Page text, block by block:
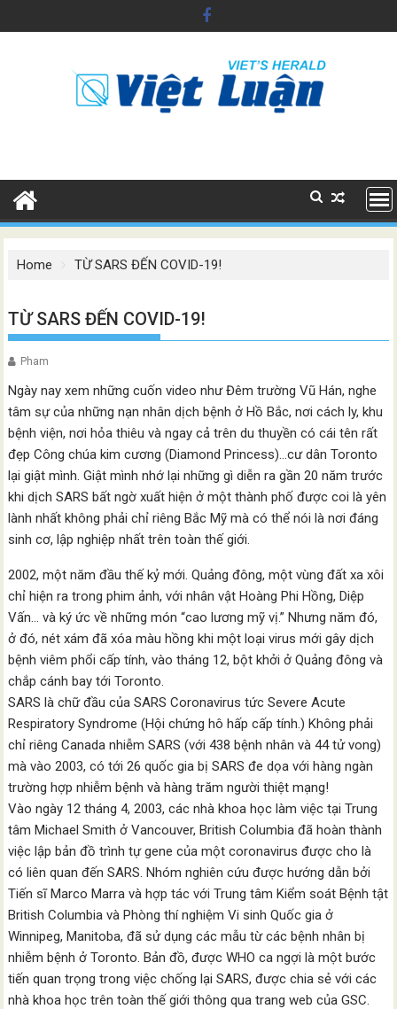
to
Home TỪ SARS ĐẾN COVID-19!
TỪ SARS ĐẾN COVID-19!
Pham
Ngày nay xem những cuốn video như Đêm trường Vũ Hán, nghe
tâm sự của những nạn nhân dịch bệnh ở Hồ Bắc, nơi cách ly, khu
bệnh viện, nơi hỏa thiêu và ngay cả trên du thuyền có cái tên rất
đẹp Công chúa kim cương (Diamond Princess)…cư dân Toronto
lại giật mình. Giật mình nhớ lại những gì diễn ra gần 20 năm trước
khi dịch SARS bất ngờ xuất hiện ở một thành phố được coi là yên
lành nhất không phải chỉ riêng Bắc Mỹ mà có thể nói là nơi đáng
sinh cơ, lập nghiệp nhất trên toàn thế giới.
2002, một năm đầu thế kỷ mới. Quảng đông, một vùng đất xa xôi
chỉ hiện ra trong phim ảnh, với nhân vật Hoàng Phi Hồng, Diệp
Vấn… và ký ức về những món “cao lương mỹ vị.” Nhưng năm đó,
ở đó, nét xám đã xóa màu hồng khi một loại virus mới gây dịch
bệnh viêm phổi cấp tính, vào tháng 12, bột khởi ở Quảng đông và
chắp cánh bay tới Toronto.
SARS là chữ đầu của SARS Coronavirus tức Severe Acute
Respiratory Syndrome (Hội chứng hô hấp cấp tính.) Không phải
chỉ riêng Canada nhiễm SARS (với 438 bệnh nhân và 44 tử vong)
mà vào 2003, có tới 26 quốc gia bị SARS đe dọa với hàng ngàn
trường hợp nhiễm bệnh và hàng trăm người thiệt mạng!
Vào ngày 12 tháng 4, 2003, các nhà khoa học làm việc tại Trung
tâm Michael Smith ở Vancouver, British Columbia đã hoàn thành
việc lập bản đồ trình tự gene của một coronavirus được cho là
có liên quan đến SARS. Nhóm nghiên cứu được hướng dẫn bởi
Tiến sĩ Marco Marra và hợp tác với Trung tâm Kiểm soát Bệnh tật
British Columbia và Phòng thí nghiệm Vi sinh Quốc gia ở
Winnipeg, Manitoba, đã sử dụng các mẫu từ các bệnh nhân bị
nhiễm bệnh ở Toronto. Bản đồ, được WHO ca ngợi là một bước
tiến quan trọng trong việc chống lại SARS, được chia sẻ với các
nhà khoa học trên toàn thế giới thông qua trang web của GSC.